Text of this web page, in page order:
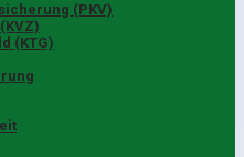
(PKV)
(KTG)